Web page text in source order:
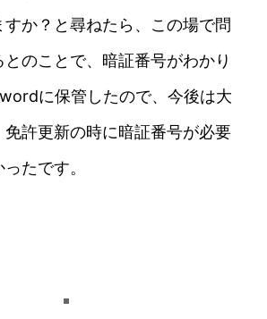
か？と尋ねたら、この場で問
のことで、暗証番号がわかり
に保管したので、今後は大
許更新の時に暗証番号が必要
たです。